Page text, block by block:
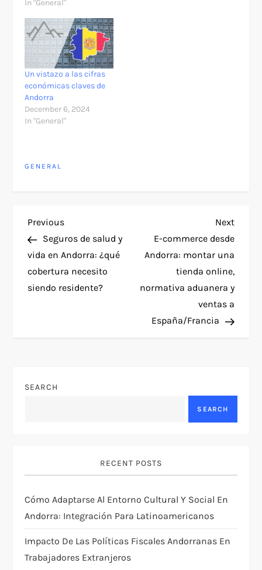
In "General"
Un vistazo a las cifras
económicas claves de
Andorra
December 6, 2024
In "General"
GENERAL
P
o
s
v
a
t
i
o
Previous
Post
Previous
Seguros de salud y
vida en Andorra: ¿qué
cobertura necesito
siendo residente?
Next
Post
Next
E-commerce desde
Andorra: montar una
tienda online,
normativa aduanera y
ventas a
España/Francia
SEARCH
SEARCH
RECENT POSTS
Cómo Adaptarse Al Entorno Cultural Y Social En
Andorra: Integración Para Latinoamericanos
Impacto De Las Políticas Fiscales Andorranas En
Trabajadores Extranjeros